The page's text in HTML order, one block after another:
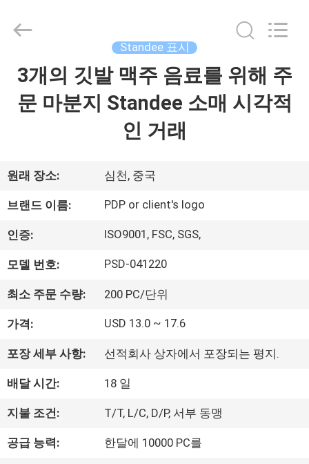
집
VR
우
리
에
대
하
여
2026
Popdisplay
Rights
Reserved.
Standee 표시
3개의 깃발 맥주 음료를 위해 주
문 마분지 Standee 소매 시각적
인 거래
원래 장소: 심천, 중국
브랜드 이름: PDP or client's logo
인증: ISO9001, FSC, SGS,
모델 번호: PSD-041220
최소 주문 수량: 200 PC/단위
가격: USD 13.0 ~ 17.6
포장 세부 사항: 선적회사 상자에서 포장되는 평지.
배달 시간: 18 일
지불 조건: T/T, L/C, D/P, 서부 동맹
공급 능력: 한달에 10000 PC를